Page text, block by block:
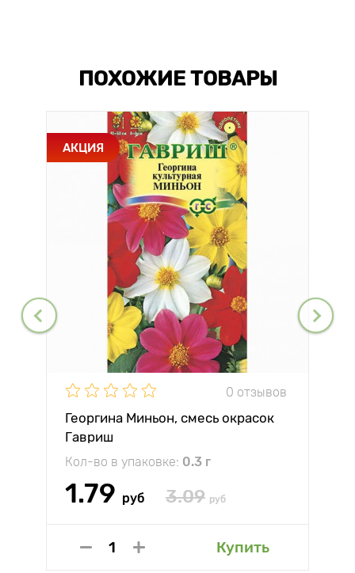
ПОХОЖИЕ ТОВАРЫ
АКЦИЯ
0 отзывов
Георгина Миньон, смесь окрасок
Гавриш
Кол-во в упаковке: 0.3 г
1.79 руб 3.09 руб
Купить